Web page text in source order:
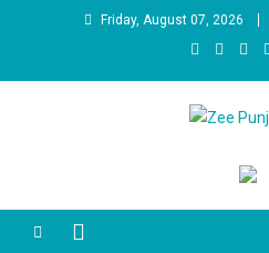
Skip to contentFriday, August 07, 2026
Zee Punjab Tv